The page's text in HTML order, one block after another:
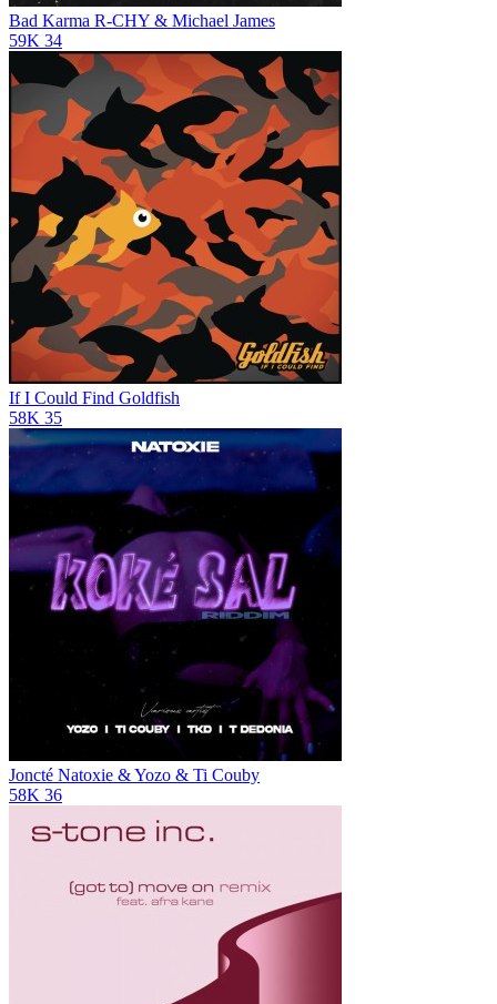
Bad Karma R-CHY & Michael James
59K 34
If I Could Find Goldfish
58K 35
Joncté Natoxie & Yozo & Ti Couby
58K 36